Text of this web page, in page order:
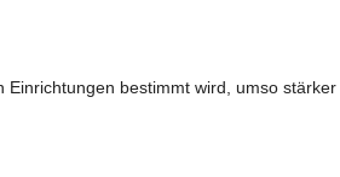
bestimmt wird, umso